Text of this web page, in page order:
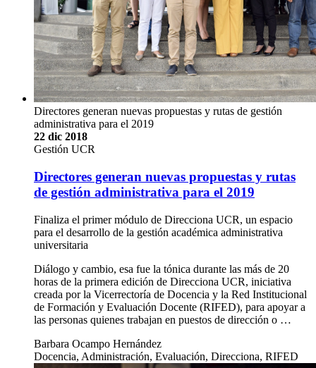
Directores generan nuevas propuestas y rutas de gestión
administrativa para el 2019
22 dic 2018
Gestión UCR
Directores generan nuevas propuestas y rutas
de gestión administrativa para el 2019
Finaliza el primer módulo de Direcciona UCR, un espacio
para el desarrollo de la gestión académica administrativa
universitaria
Diálogo y cambio, esa fue la tónica durante las más de 20
horas de la primera edición de Direcciona UCR, iniciativa
creada por la Vicerrectoría de Docencia y la Red Institucional
de Formación y Evaluación Docente (RIFED), para apoyar a
las personas quienes trabajan en puestos de dirección o …
Barbara Ocampo Hernández
Docencia, Administración, Evaluación, Direcciona, RIFED